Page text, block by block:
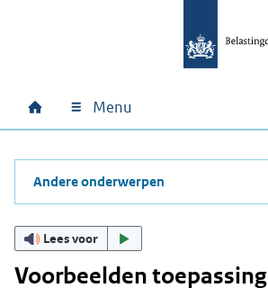
Hoofdnavigatie
Home Menu
Andere onderwerpen
Lees voor
Voorbeelden toepassing